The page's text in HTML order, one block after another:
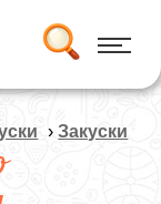
›Закуски